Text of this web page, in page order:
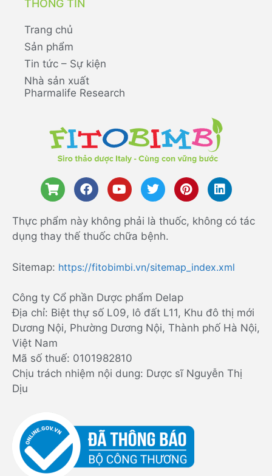
THÔNG TIN
Trang chủ
Sản phẩm
Tin tức – Sự kiện
Nhà sản xuất
Pharmalife Research
Thực phẩm này không phải là thuốc, không có tác
dụng thay thế thuốc chữa bệnh.
Sitemap: https://fitobimbi.vn/sitemap_index.xml
Công ty Cổ phần Dược phẩm Delap
Địa chỉ: Biệt thự số L09, lô đất L11, Khu đô thị mới
Dương Nội, Phường Dương Nội, Thành phố Hà Nội,
Việt Nam
Mã số thuế: 0101982810
Chịu trách nhiệm nội dung: Dược sĩ Nguyễn Thị
Dịu